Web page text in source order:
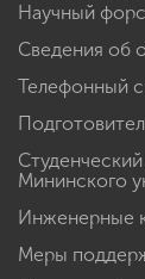
Научный
Сведения об
Телефонный
Мининского
Инженерные
Меры